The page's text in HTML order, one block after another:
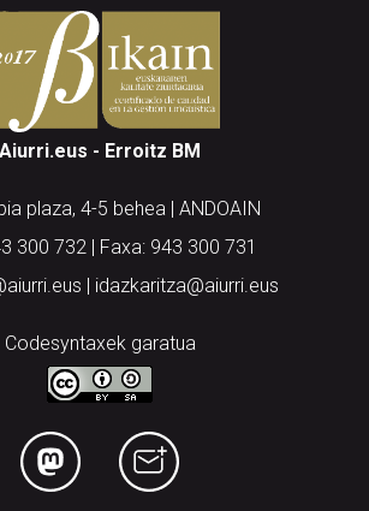
Aiurri.eus - Erroitz BM
plaza, 4-5 behea | ANDOAIN
300 732 | Faxa: 943 300 731
| idazkaritza@aiurri.eus
Codesyntaxek garatua